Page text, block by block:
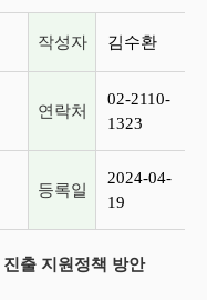
작성자 김수환
연락처
02-2110-
1323
등록일
2024-04-
19
출 지원정책 방안